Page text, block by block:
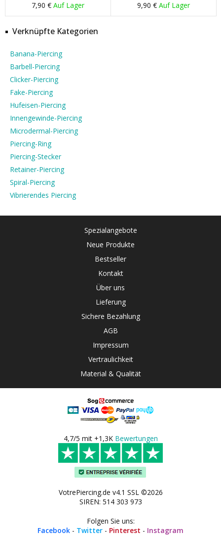
7,90 € Auf Lager 9,90 € Auf Lager
Verknüpfte Kategorien
Banana-Piercing
Barbell-Piercing
Clicker-Piercing
Fake-Piercing
Hufeisen-Piercing
Innengewinde-Piercing
Microdermal-Piercing
Piercing-Ring
Piercing-Stecker
Retainer-Piercing
Spiral-Piercing
Vibrierendes Piercing
Spezialangebote
Neue Produkte
Bestseller
Kontakt
Über uns
Lieferung
Sichere Bezahlung
AGB
Impressum
Vertraulichkeit
Material & Qualität
4,7/5 mit +1,3K Bewertungen
VotrePiercing.de v4.1 SSL ©2026
SIREN: 514 303 973
Folgen Sie uns:
Facebook - Twitter - Pinterest - Instagram